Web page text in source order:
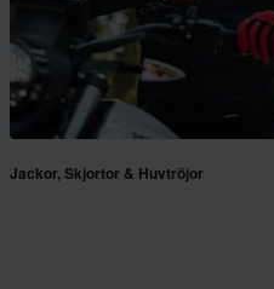
Jackor, Skjortor & Huvtröjor